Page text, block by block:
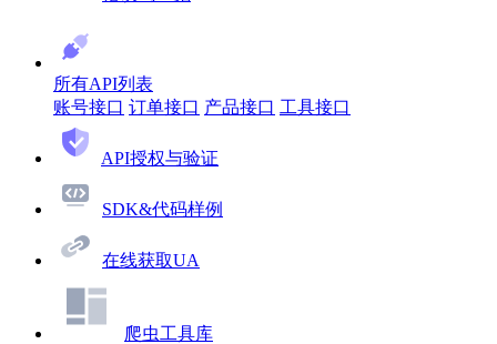
所有API列表
账号接口 订单接口 产品接口 工具接口
API授权与验证
SDK&代码样例
在线获取UA
爬虫工具库